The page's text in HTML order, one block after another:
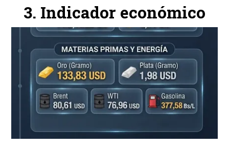
Indicador económico